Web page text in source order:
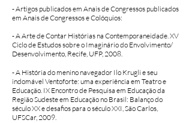
- Artigos publicados em Anais de Congressos publicados
em Anais de Congressos e Colóquios:
- A Arte de Contar Histórias na Contemporaneidade. XV
Ciclo de Estudos sobre o Imaginário do Envolvimento/
Desenvolvimento, Recife, UFP, 2008.
- A História do menino navegador Ilo Krugli e seu
indomável Ventoforte: uma experiência em Teatro e
Educação. IX Encontro de Pesquisa em Educação da
Região Sudeste em Educação no Brasil: Balanço do
século XX e desafios para o século XXI, São Carlos,
UFSCar, 2009.